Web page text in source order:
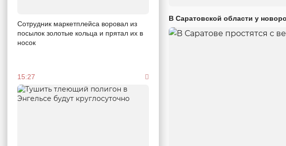
Сотрудник маркетплейса воровал из
посылок золотые кольца и прятал их в
носок
15:27
В Саратовской области у